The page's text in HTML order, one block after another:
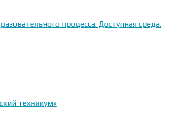
процесса. Доступная среда.
техникум»